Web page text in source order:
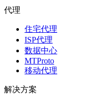
代理
住宅代理
ISP代理
数据中心
MTProto
移动代理
解决方案